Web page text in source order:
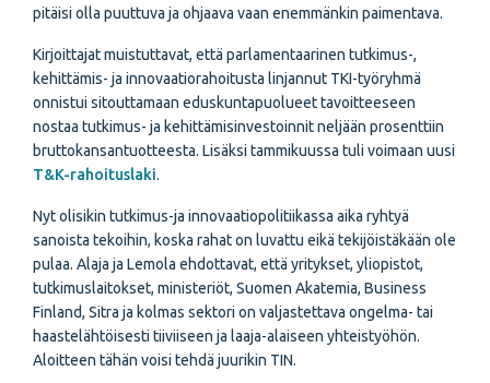
pitäisi olla puuttuva ja ohjaava vaan enemmänkin paimentava.
Kirjoittajat muistuttavat, että parlamentaarinen tutkimus-,
kehittämis- ja innovaatiorahoitusta linjannut TKI-työryhmä
onnistui sitouttamaan eduskuntapuolueet tavoitteeseen
nostaa tutkimus- ja kehittämisinvestoinnit neljään prosenttiin
bruttokansantuotteesta. Lisäksi tammikuussa tuli voimaan uusi
T&K-rahoituslaki.
Nyt olisikin tutkimus-ja innovaatiopolitiikassa aika ryhtyä
sanoista tekoihin, koska rahat on luvattu eikä tekijöistäkään ole
pulaa. Alaja ja Lemola ehdottavat, että yritykset, yliopistot,
tutkimuslaitokset, ministeriöt, Suomen Akatemia, Business
Finland, Sitra ja kolmas sektori on valjastettava ongelma- tai
haastelähtöisesti tiiviiseen ja laaja-alaiseen yhteistyöhön.
Aloitteen tähän voisi tehdä juurikin TIN.